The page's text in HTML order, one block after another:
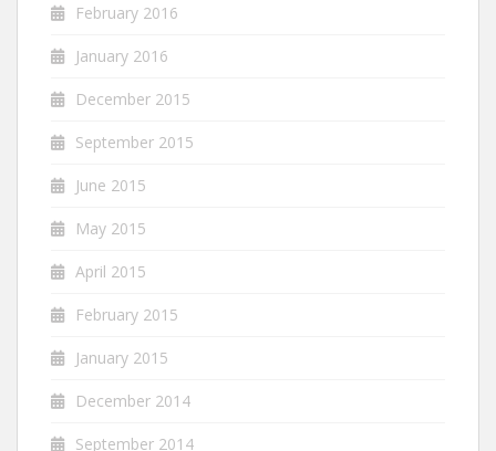
February 2016
January 2016
December 2015
September 2015
June 2015
May 2015
April 2015
February 2015
January 2015
December 2014
September 2014